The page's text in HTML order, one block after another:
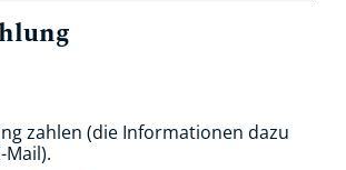
zahlen (die Informationen dazu